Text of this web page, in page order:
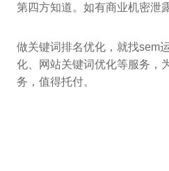
第四方知道。如有商业机密泄
做关键词排名优化，就找sem
化、网站关键词优化等服务，
务，值得托付。